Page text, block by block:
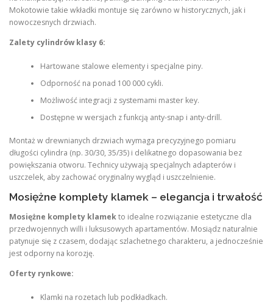
Mokotowie takie wkładki montuje się zarówno w historycznych, jak i
nowoczesnych drzwiach.
Zalety cylindrów klasy 6:
Hartowane stalowe elementy i specjalne piny.
Odporność na ponad 100 000 cykli.
Możliwość integracji z systemami master key.
Dostępne w wersjach z funkcją anty-snap i anty-drill.
Montaż w drewnianych drzwiach wymaga precyzyjnego pomiaru
długości cylindra (np. 30/30, 35/35) i delikatnego dopasowania bez
powiększania otworu. Technicy używają specjalnych adapterów i
uszczelek, aby zachować oryginalny wygląd i uszczelnienie.
Mosiężne komplety klamek – elegancja i trwałość
Mosiężne komplety klamekto idealne rozwiązanie estetyczne dla
przedwojennych willi i luksusowych apartamentów. Mosiądz naturalnie
patynuje się z czasem, dodając szlachetnego charakteru, a jednocześnie
jest odporny na korozję.
Oferty rynkowe:
Klamki na rozetach lub podkładkach.